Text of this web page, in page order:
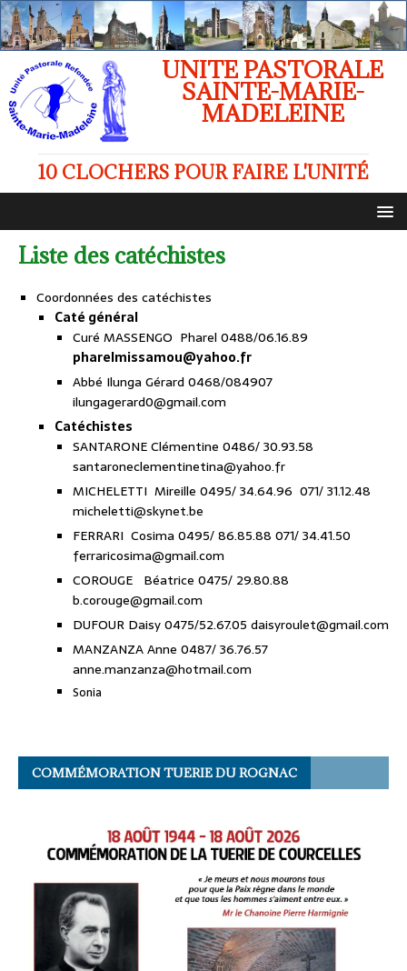
UNITE PASTORALE
SAINTE-MARIE-
MADELEINE
10 CLOCHERS POUR FAIRE L'UNITÉ
Liste des catéchistes
Coordonnées des catéchistes
Caté général
Curé MASSENGO Pharel 0488/06.16.89
pharelmissamou@yahoo.fr
Abbé Ilunga Gérard 0468/084907
ilungagerard0@gmail.com
Catéchistes
SANTARONE Clémentine 0486/ 30.93.58
santaroneclementinetina@yahoo.fr
MICHELETTI Mireille 0495/ 34.64.96 071/ 31.12.48
micheletti@skynet.be
FERRARI Cosima 0495/ 86.85.88 071/ 34.41.50
ferraricosima@gmail.com
COROUGE Béatrice 0475/ 29.80.88
b.corouge@gmail.com
DUFOUR Daisy 0475/52.67.05 daisyroulet@gmail.com
MANZANZA Anne 0487/ 36.76.57
anne.manzanza@hotmail.com
Sonia
COMMÉMORATION TUERIE DU ROGNAC